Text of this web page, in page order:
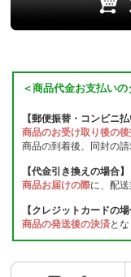
＜商品代金お支払い
【郵便振替・コンビニ払
商品のお受け取り後の
商品の到着後、同封の
【代金引き換えの場合】
商品お届けの際に、配送
【クレジットカードの場
商品の発送後の決済とな